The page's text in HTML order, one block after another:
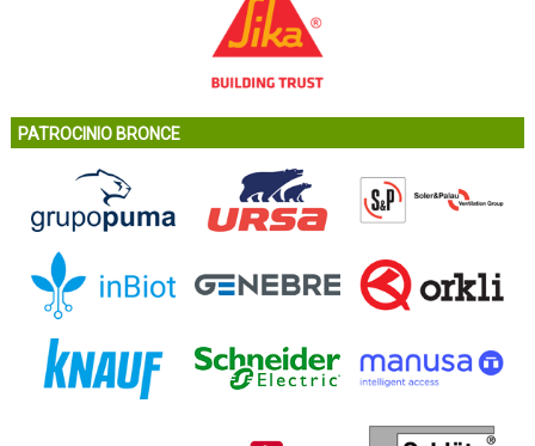
PATROCINIO BRONCE